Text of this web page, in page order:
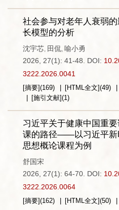
社会参与对老年人衰弱
长模型的分析
沈宇芯, 田侃, 喻小勇
2026, 27(1): 41-48.
DOI:
3222.2026.0041
[摘要](169) [HTML全文](49)
[施引文献](1)
习近平关于健康中国重
课的路径——以习近平新
思想概论课程为例
舒国宋
2026, 27(1): 64-70. DOI:
3222.2026.0064
[摘要](162) [HTML全文](50)